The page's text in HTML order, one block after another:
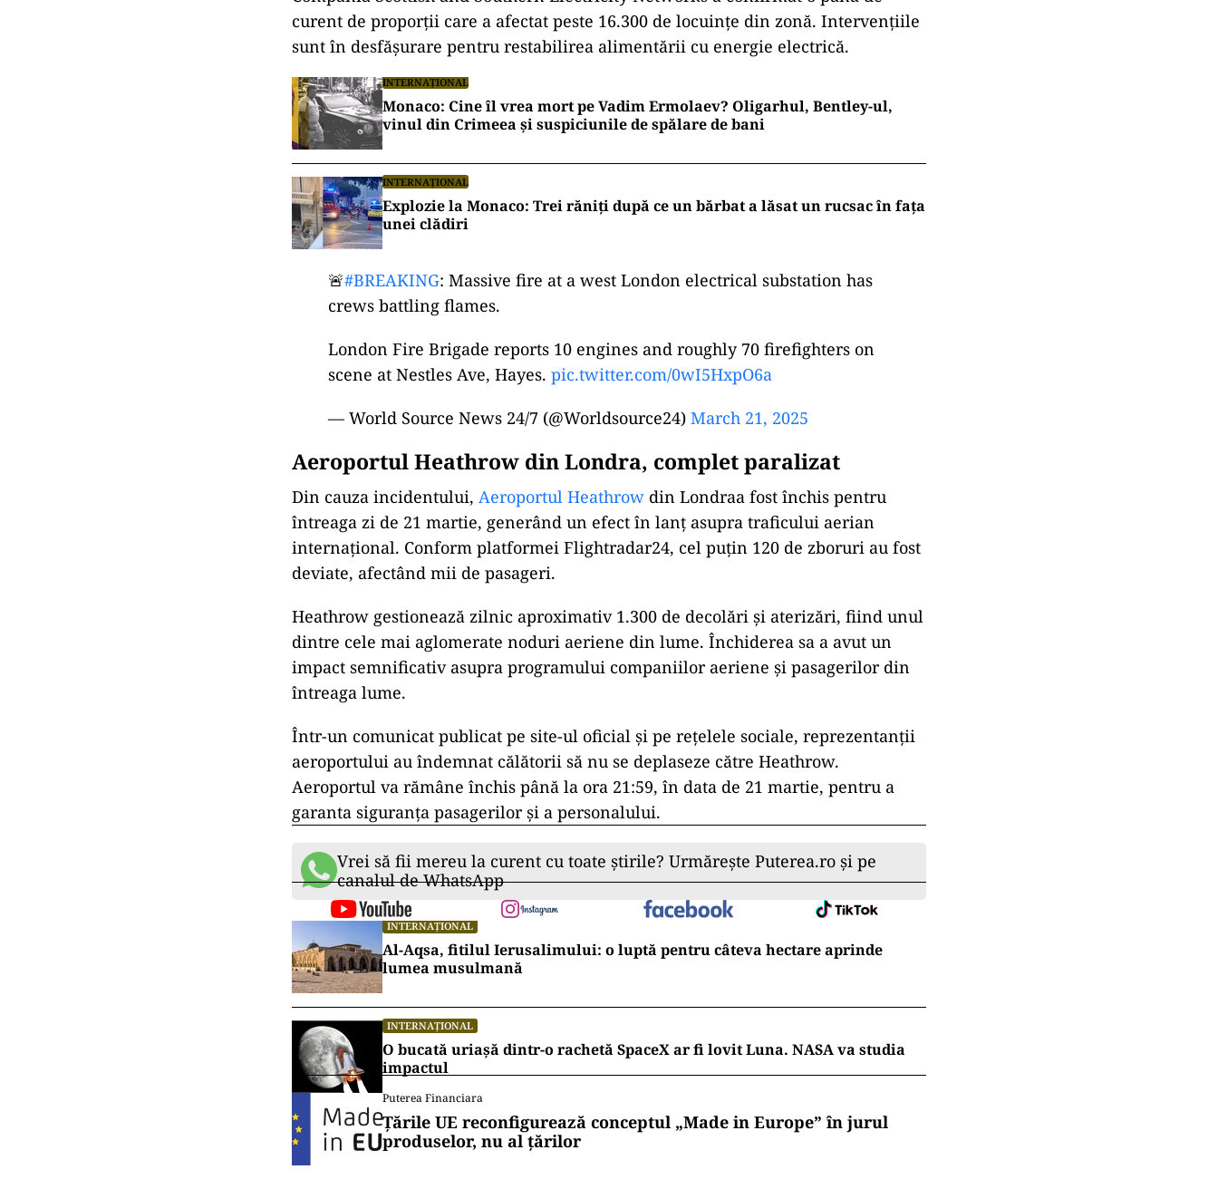
ad
Compania Scottish and Southern Electricity Networks a confirmat o pană de
sunt în desfășurare pentru restabilirea alimentării cu energie electrică.
Monaco: Cine îl vrea mort pe Vadim Ermolaev? Oligarhul, Bentley-ul,
vinul din Crimeea și suspiciunile de spălare de bani
INTERNAȚIONAL
Explozie la Monaco: Trei răniți după ce un bărbat a lăsat un rucsac în fața
unei clădiri
#BREAKING
: Massive fire at a west London electrical substation has
crews battling flames.
London Fire Brigade reports 10 engines and roughly 70 firefighters on
scene at Nestles Ave, Hayes.
pic.twitter.com/0wI5HxpO6a
— World Source News 24/7 (@Worldsource24)
March 21, 2025
Aeroportul Heathrow din Londra, complet paralizat
Din cauza incidentului,Aeroportul Heathrowdin Londraa fost închis pentru
întreaga zi de 21 martie, generând un efect în lanț asupra traficului aerian
internațional. Conform platformei Flightradar24, cel puțin 120 de zboruri au fost
deviate, afectând mii de pasageri.
Heathrow gestionează zilnic aproximativ 1.300 de decolări și aterizări, fiind unul
dintre cele mai aglomerate noduri aeriene din lume. Închiderea sa a avut un
impact semnificativ asupra programului companiilor aeriene și pasagerilor din
întreaga lume.
Într-un comunicat publicat pe site-ul oficial și pe rețelele sociale, reprezentanții
aeroportului au îndemnat călătorii să nu se deplaseze către Heathrow.
Aeroportul va rămâne închis până la ora 21:59, în data de 21 martie, pentru a
garanta siguranța pasagerilor și a personalului.